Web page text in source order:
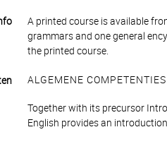
A printed course is available
grammars and one general
the printed course.
ALGEMENE COMPETENTIES
Together with its precursor
English provides an